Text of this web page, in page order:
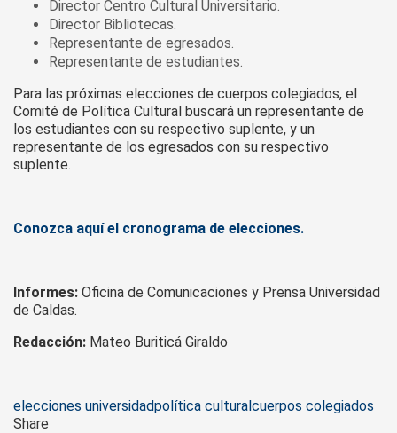
Director Centro Cultural Universitario.
Director Bibliotecas.
Representante de egresados.
Representante de estudiantes.
Para las próximas elecciones de cuerpos colegiados, el
Comité de Política Cultural buscará un representante de
los estudiantes con su respectivo suplente, y un
representante de los egresados con su respectivo
suplente.
Conozca aquí el cronograma de elecciones.
Informes: Oficina de Comunicaciones y Prensa Universidad
de Caldas.
Redacción: Mateo Buriticá Giraldo
Tags
elecciones universidadpolítica culturalcuerpos colegiados
Share